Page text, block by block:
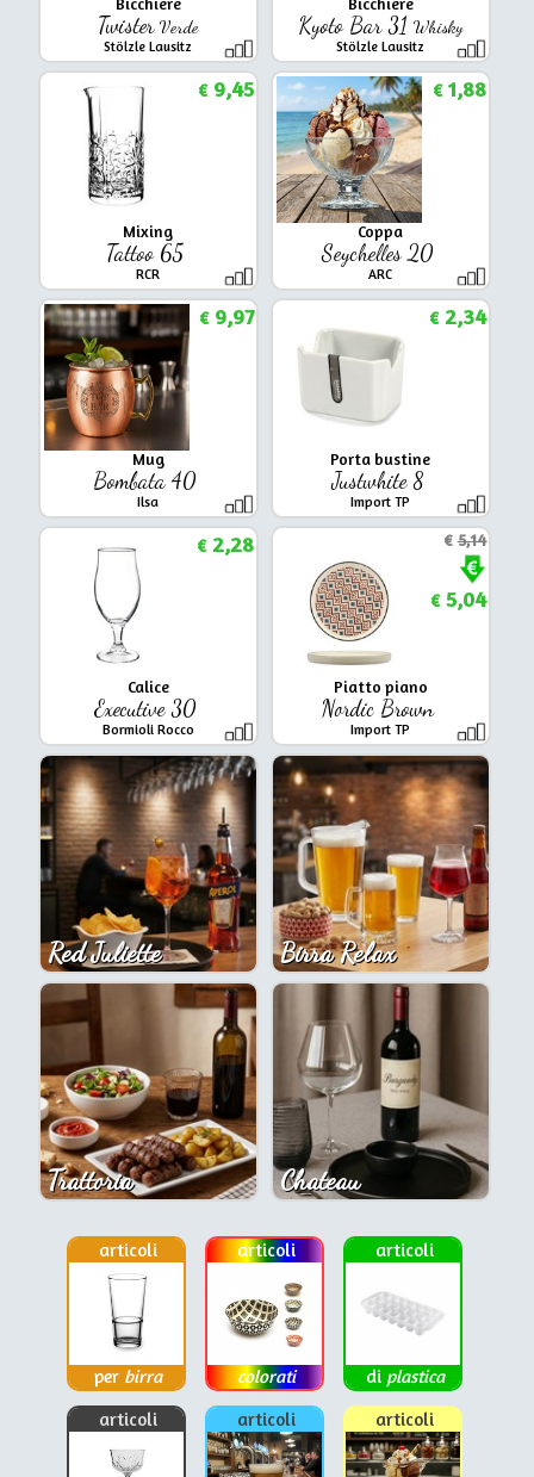
TwisterVerde
Stölzle Lausitz
Kyoto Bar 31 Whisky
Stölzle Lausitz
Mixing
Tattoo 65
RCR
€9,45
Coppa
Seychelles 20
ARC
€1,88
Mug
Bombata 40
Ilsa
€9,97
Porta bustine
Justwhite 8
Import TP
€2,34
Calice
Executive 30
Bormioli Rocco
€2,28
Piatto piano
Nordic Brown
Import TP
€5,14
€5,04
Red Juliette Birra Relax
Trattoria Chateau
articoli
per birra
articoli
colorati
articoli
di plastica
articoli
articoli articoli